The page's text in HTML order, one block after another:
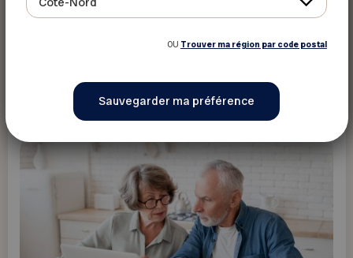
Sécurité de la vieillesse des 65-74 ans :
Ottawa doit enfin foncer
OU Trouver ma région par code postal